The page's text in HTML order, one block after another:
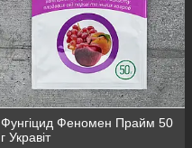
Фунгіцид Феномен Прайм 50
г Укравіт